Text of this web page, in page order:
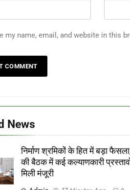
my name, email, and website in this
News
निर्माण श्रमिकों के हित में बड़ा
की बैठक में कई कल्याणकारी
मिली मंजूरी